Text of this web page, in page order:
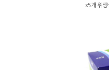
x5개 위생